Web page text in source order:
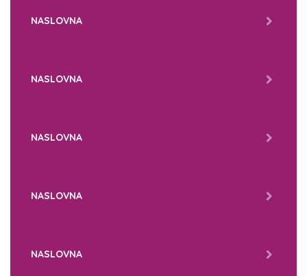
NASLOVNA
NASLOVNA
NASLOVNA
NASLOVNA
NASLOVNA